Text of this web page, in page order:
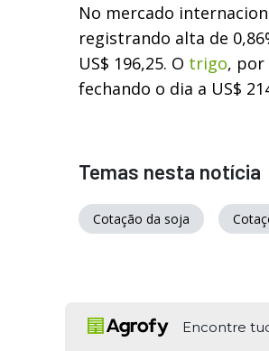
No mercado
registrando alta de
US$ 196,25. O trigo, por
fechando o dia a US$
Temas nesta notícia
Cotação da soja
Encontre